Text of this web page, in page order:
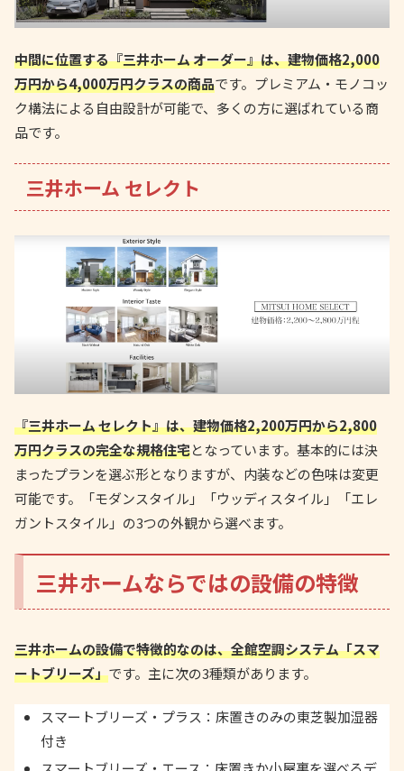
中間に位置する『三井ホーム オーダー』は、建物価格2,000
万円から4,000万円クラスの商品です。プレミアム・モノコッ
ク構法による自由設計が可能で、多くの方に選ばれている商
品です。
三井ホーム セレクト
『三井ホーム セレクト』は、建物価格2,200万円から2,800
万円クラスの完全な規格住宅となっています。基本的には決
まったプランを選ぶ形となりますが、内装などの色味は変更
可能です。「モダンスタイル」「ウッディスタイル」「エレ
ガントスタイル」の3つの外観から選べます。
三井ホームならではの設備の特徴
三井ホームの設備で特徴的なのは、全館空調システム「スマ
ートブリーズ」です。主に次の3種類があります。
スマートブリーズ・プラス：床置きのみの東芝製加湿器
付き